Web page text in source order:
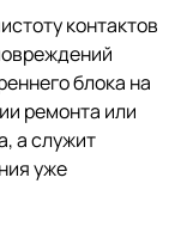
контактов
блока на
ремонта или
а служит
уже